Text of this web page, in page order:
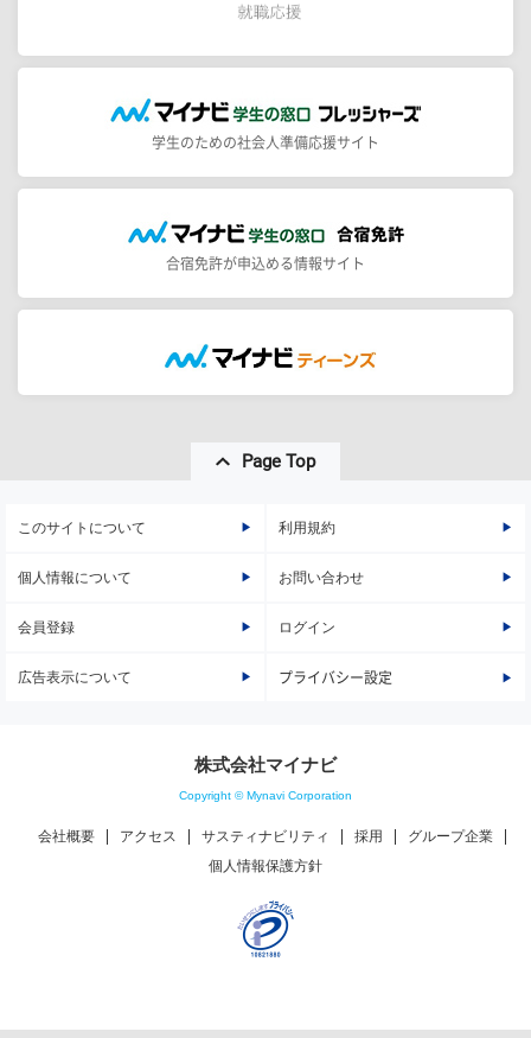
学生のための社会人準備応援サイト
合宿免許が申込める情報サイト
Page Top
このサイトについて 利用規約
個人情報について お問い合わせ
会員登録 ログイン
広告表示について プライバシー設定
株式会社マイナビ
Copyright © Mynavi Corporation
会社概要 アクセス サスティナビリティ 採用
グループ企業
個人情報保護方針